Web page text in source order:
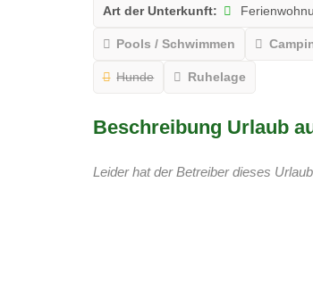
Art der Unterkunft:
Pools / Schwimmen
Hunde Ruhelage
Beschreibung Urlaub
Leider hat der Betreiber dieses